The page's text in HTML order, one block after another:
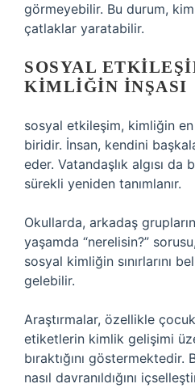
görmeyebilir. Bu durum,
çatlaklar yaratabilir.
SOSYAL
KIMLIĞIN İNŞASI
sosyal etkileşim, kimliğin
biridir. İnsan, kendini
eder. Vatandaşlık algısı
sürekli yeniden tanımlanır.
Okullarda, arkadaş
yaşamda “nerelisin?”
sosyal kimliğin sınırlarını
gelebilir.
Araştırmalar, özellikle
etiketlerin kimlik gelişimi
bıraktığını
nasıl davranıldığını